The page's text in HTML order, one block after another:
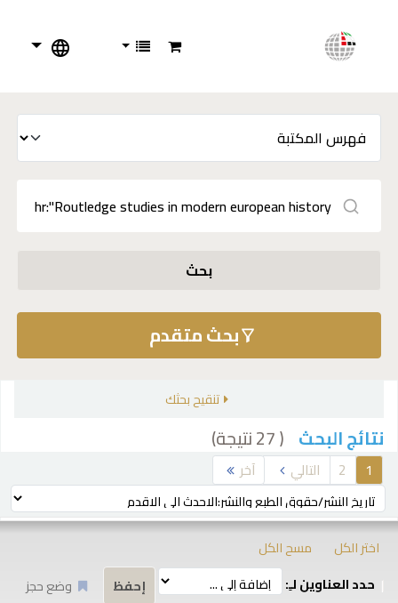
بحث
بحث متقدم
تنقيح بحثك
نتائج البحث ( 27 نتيجة)
1
2 التالي آخر
ترتيب بواسطة:
اختر الكل
مسح الكل
حدد العناوين لـِ:
وضع حجز